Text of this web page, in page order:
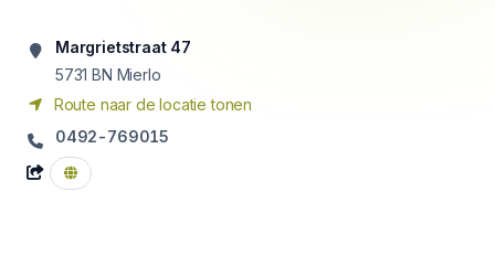
Margrietstraat 47
5731 BN Mierlo
Route naar de locatie tonen
0492-769015